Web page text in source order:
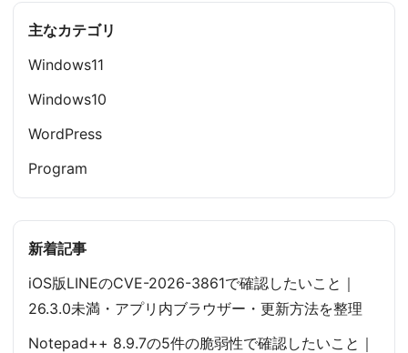
主なカテゴリ
Windows11
Windows10
WordPress
Program
新着記事
iOS版LINEのCVE-2026-3861で確認したいこと｜
26.3.0未満・アプリ内ブラウザー・更新方法を整理
Notepad++ 8.9.7の5件の脆弱性で確認したいこと｜